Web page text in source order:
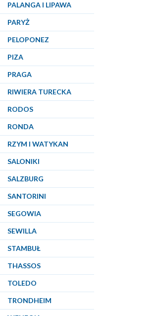
PALANGA I LIPAWA
PARYŻ
PELOPONEZ
PIZA
PRAGA
RIWIERA TURECKA
RODOS
RONDA
RZYM I WATYKAN
SALONIKI
SALZBURG
SANTORINI
SEGOWIA
SEWILLA
STAMBUŁ
THASSOS
TOLEDO
TRONDHEIM